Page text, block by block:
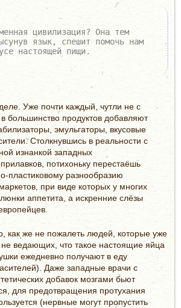
цивилизация? Она тем
язык, спешит помочь нам
настоящей пищи.
Уже почти каждый, чутли не с
в большинство продуктов добавляют
эмульгаторы, вкусовые
Столкнувшись в реальности с
изнанкой западных
потихоньку перестаёшь
пластиковому разнообразию
при виде которых у многих
аппетита, а искренние слёзы
как же не пожалеть людей, которые уже
не ведающих, что такое настоящие яйца
ежедневно получают в еду
Даже западные врачи с
добавок мозгами бьют
для предотвращения протухания
(нервные могут пропустить